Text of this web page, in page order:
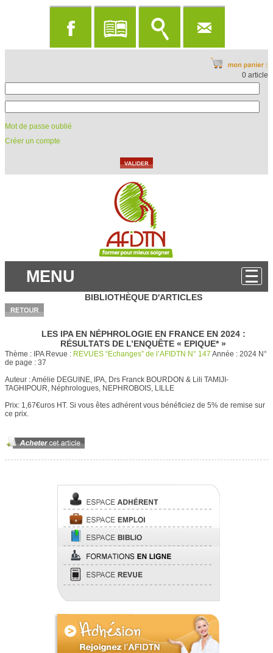
0 article
Mot de passe oublié
Créer un compte
MENU
BIBLIOTHÈQUE D'ARTICLES
LES IPA EN NÉPHROLOGIE EN FRANCE EN 2024 :
RÉSULTATS DE L’ENQUȆTE « EPIQUE* »
Thème : IPA Revue : REVUES “Echanges” de l’AFIDTN N° 147 Année : 2024 N°
de page : 37
Auteur :Amélie DEGUINE, IPA, Drs Franck BOURDON & Lili TAMIJI-
TAGHIPOUR, Néphrologues, NEPHROBOIS, LILLE
Prix: 1,67€uros HT. Si vous êtes adhérent vous bénéficiez de 5% de remise sur
ce prix.